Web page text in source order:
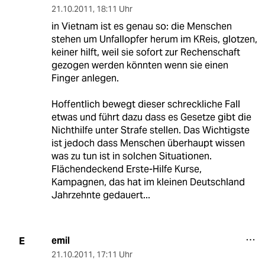
21.10.2011, 18:11 Uhr
in Vietnam ist es genau so: die Menschen
stehen um Unfallopfer herum im KReis, glotzen,
keiner hilft, weil sie sofort zur Rechenschaft
gezogen werden könnten wenn sie einen
Finger anlegen.
Hoffentlich bewegt dieser schreckliche Fall
etwas und führt dazu dass es Gesetze gibt die
Nichthilfe unter Strafe stellen. Das Wichtigste
ist jedoch dass Menschen überhaupt wissen
was zu tun ist in solchen Situationen.
Flächendeckend Erste-Hilfe Kurse,
Kampagnen, das hat im kleinen Deutschland
Jahrzehnte gedauert...
E emil
21.10.2011, 17:11 Uhr